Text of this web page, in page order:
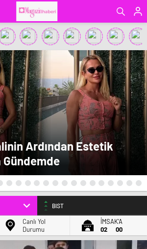
Ardından Estetik
BIST
Canlı Yol
Durumu
İMSAK'A
02
00